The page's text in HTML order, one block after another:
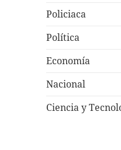
Policiaca
Política
Economía
Nacional
Ciencia y